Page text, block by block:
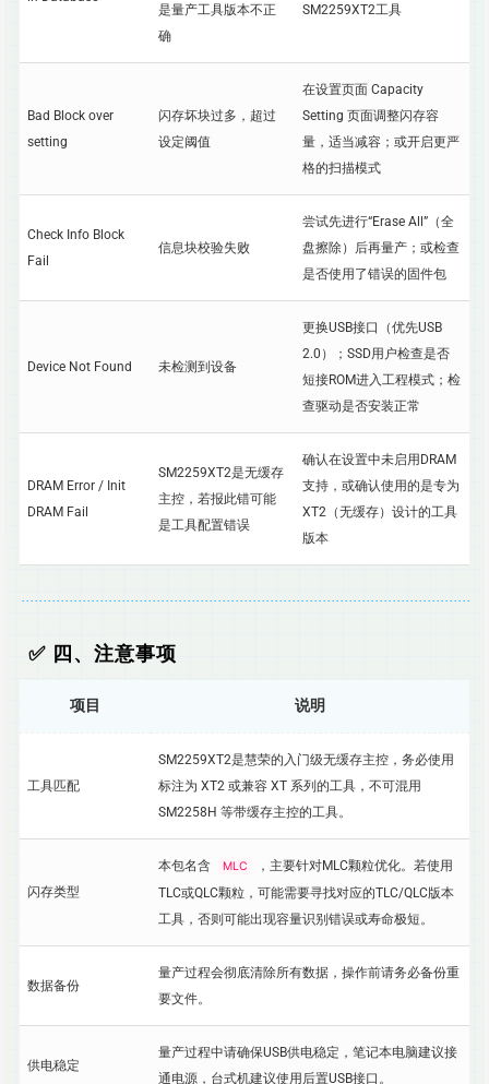
是量产工具版本不正
确
SM2259XT2工具
Bad Block over
setting
闪存坏块过多，超过
设定阈值
在设置页面 Capacity
Setting 页面调整闪存容
量，适当减容；或开启更严
格的扫描模式
Check Info Block
Fail
信息块校验失败
尝试先进行“Erase All”（全
盘擦除）后再量产；或检查
是否使用了错误的固件包
Device Not Found 未检测到设备
更换USB接口（优先USB
2.0）；SSD用户检查是否
短接ROM进入工程模式；检
查驱动是否安装正常
DRAM Error / Init
DRAM Fail
SM2259XT2是无缓存
主控，若报此错可能
是工具配置错误
确认在设置中未启用DRAM
支持，或确认使用的是专为
XT2（无缓存）设计的工具
版本
✅ 四、注意事项
项目 说明
工具匹配
SM2259XT2是慧荣的入门级无缓存主控，务必使用
标注为 XT2 或兼容 XT 系列的工具，不可混用
SM2258H 等带缓存主控的工具。
闪存类型
本包名含 MLC
，主要针对MLC颗粒优化。若使用
TLC或QLC颗粒，可能需要寻找对应的TLC/QLC版本
工具，否则可能出现容量识别错误或寿命极短。
数据备份
量产过程会彻底清除所有数据，操作前请务必备份重
要文件。
供电稳定
量产过程中请确保USB供电稳定，笔记本电脑建议接
通电源，台式机建议使用后置USB接口。